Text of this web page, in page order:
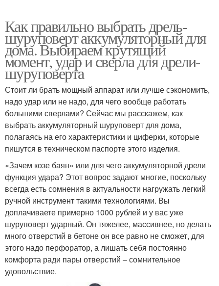
Как правильно выбрать дрель-
шуруповерт аккумуляторный для
дома. Выбираем крутящий
момент, удар и сверла для дрели-
шуруповерта
Стоит ли брать мощный аппарат или лучше сэкономить,
надо удар или не надо, для чего вообще работать
большими сверлами? Сейчас мы расскажем, как
выбрать аккумуляторный шуруповерт для дома,
полагаясь на его характеристики и циферки, которые
пишутся в техническом паспорте этого изделия.
«Зачем козе баян» или для чего аккумуляторной дрели
функция удара? Этот вопрос задают многие, поскольку
всегда есть сомнения в актуальности нагружать легкий
ручной инструмент такими технологиями. Вы
доплачиваете примерно 1000 рублей и у вас уже
шуруповерт ударный. Он тяжелее, массивнее, но делать
много отверстий в бетоне он все равно не сможет, для
этого надо перфоратор, а лишать себя постоянно
комфорта ради пары отверстий – сомнительное
удовольствие.